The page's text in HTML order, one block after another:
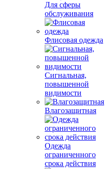
Для сферы
обслуживания
Флисовая одежда
Сигнальная,
повышенной
видимости
Влагозащитная
Одежда
ограниченного
срока действия